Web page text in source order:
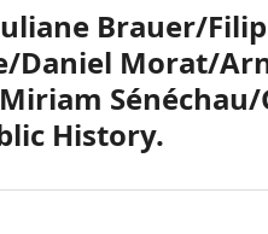
Brauer/
Daniel Morat/
Sénéchau/
History.